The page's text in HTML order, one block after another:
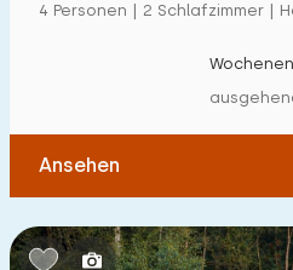
4 Personen | 2 Schlafzimmer |
Ansehen